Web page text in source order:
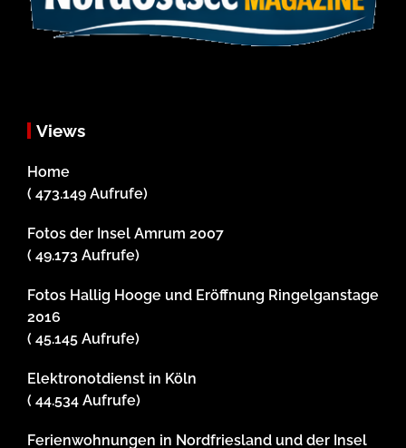
Views
Home
( 473.149 Aufrufe)
Fotos der Insel Amrum 2007
( 49.173 Aufrufe)
Fotos Hallig Hooge und Eröffnung Ringelganstage
2016
( 45.145 Aufrufe)
Elektronotdienst in Köln
( 44.534 Aufrufe)
Ferienwohnungen in Nordfriesland und der Insel